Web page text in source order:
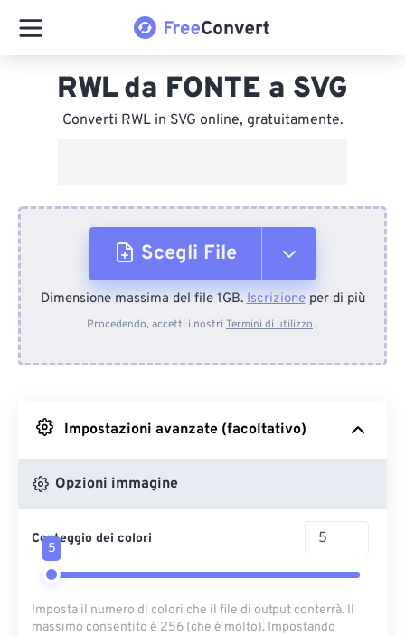
RWL da FONTE a SVG
Converti RWL in SVG online, gratuitamente.
Scegli File
Dal dispositivo
Da Google Drive
Dimensione massima del file 1GB.Iscrizioneper di più
Procedendo, accetti i nostri Termini di utilizzo .
Impostazioni avanzate (facoltativo)
Opzioni immagine
Conteggio dei colori
5
Imposta il numero di colori che il file di output conterrà. Il
massimo consentito è 256 (che è molto). Impostando